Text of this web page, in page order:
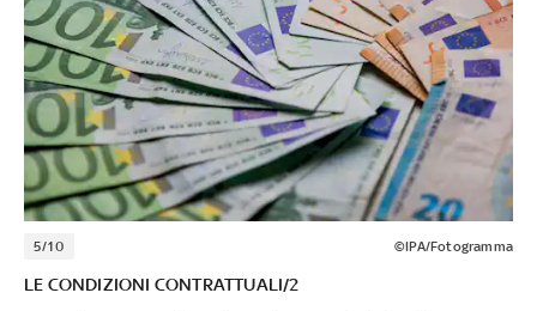
5/10 ©IPA/Fotogramma
LE CONDIZIONI CONTRATTUALI/2